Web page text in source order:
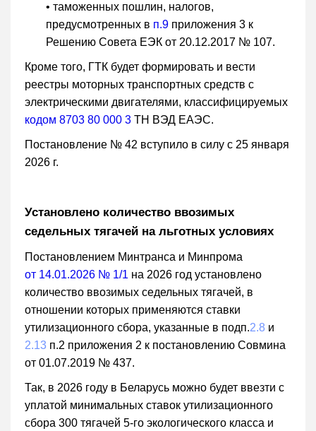
• таможенных пошлин, налогов,
предусмотренных в п.9 приложения 3 к
Решению Совета ЕЭК от 20.12.2017 № 107.
Кроме того, ГТК будет формировать и вести
реестры моторных транспортных средств с
электрическими двигателями, классифицируемых
кодом 8703 80 000 3 ТН ВЭД ЕАЭС.
Постановление № 42 вступило в силу с 25 января
2026 г.
Установлено количество ввозимых
седельных тягачей на льготных условиях
Постановлением Минтранса и Минпрома
от 14.01.2026 № 1/1 на 2026 год установлено
количество ввозимых седельных тягачей, в
отношении которых применяются ставки
утилизационного сбора, указанные в подп.2.8 и
2.13 п.2 приложения 2 к постановлению Совмина
от 01.07.2019 № 437.
Так, в 2026 году в Беларусь можно будет ввезти с
уплатой минимальных ставок утилизационного
сбора 300 тягачей 5-го экологического класса и